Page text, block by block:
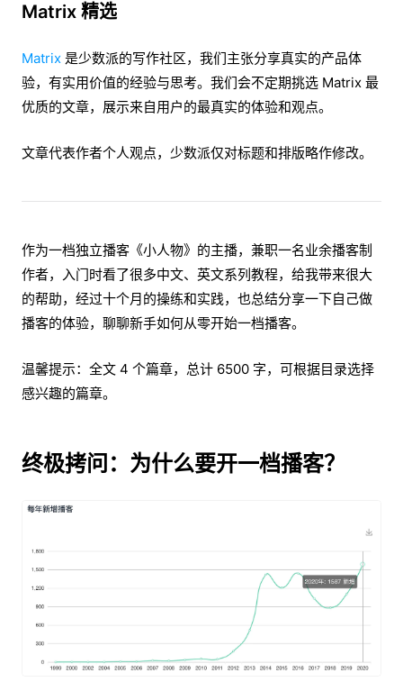
Matrix 精选
Matrix 是少数派的写作社区，我们主张分享真实的产品体
验，有实用价值的经验与思考。我们会不定期挑选 Matrix 最
优质的文章，展示来自用户的最真实的体验和观点。
文章代表作者个人观点，少数派仅对标题和排版略作修改。
作为一档独立播客《小人物》的主播，兼职一名业余播客制
作者，入门时看了很多中文、英文系列教程，给我带来很大
的帮助，经过十个月的操练和实践，也总结分享一下自己做
播客的体验，聊聊新手如何从零开始一档播客。
温馨提示：全文 4 个篇章，总计 6500 字，可根据目录选择
感兴趣的篇章。
终极拷问：为什么要开一档播客？